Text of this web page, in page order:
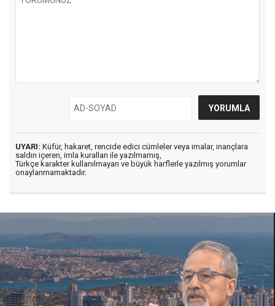
UYARI: Küfür, hakaret, rencide edici cümleler veya imalar, inançlara
saldırı içeren, imla kuralları ile yazılmamış,
Türkçe karakter kullanılmayan ve büyük harflerle yazılmış yorumlar
onaylanmamaktadır.